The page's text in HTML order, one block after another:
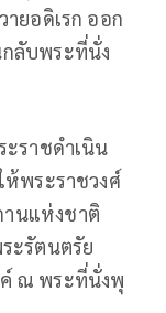
ยอดิเรก ออก
กลับพระที่นั่ง
ะราชดำเนิน
ห้พระราชวงศ์
นแห่งชาติ
ะรัตนตรัย
ณ พระที่นั่งพุ